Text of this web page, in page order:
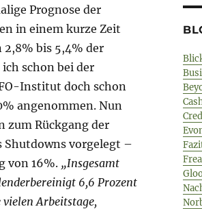
Prognose der
in einem kurze Zeit
2,8% bis 5,4% der
schon bei der
Institut doch schon
angenommen. Nun
zum Rückgang der
Shutdowns vorgelegt –
von 16%. „Insgesamt
6,6 Prozent
Arbeitstage,